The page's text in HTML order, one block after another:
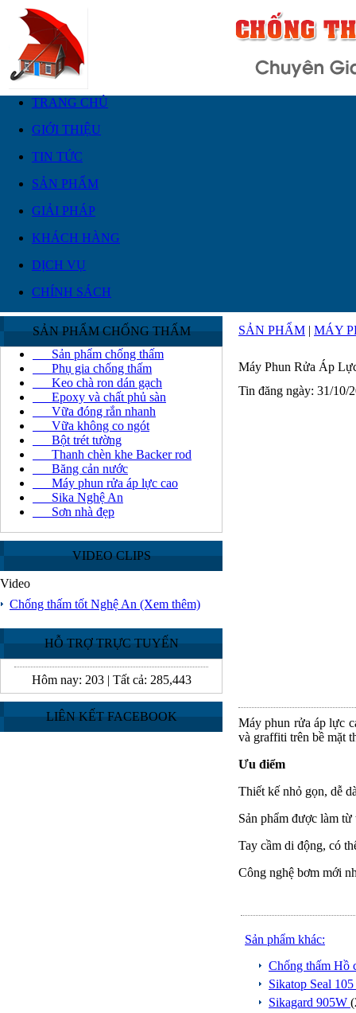
TRANG CHỦ
GIỚI THIỆU
TIN TỨC
SẢN PHẨM
GIẢI PHÁP
KHÁCH HÀNG
DỊCH VỤ
CHÍNH SÁCH
SẢN PHẨM CHỐNG THẤM
Sản phẩm chống thấm
Phụ gia chống thấm
Keo chà ron dán gạch
Epoxy và chất phủ sàn
Vữa đóng rắn nhanh
Vữa không co ngót
Bột trét tường
Thanh chèn khe Backer rod
Băng cản nước
Máy phun rửa áp lực cao
Sika Nghệ An
Sơn nhà đẹp
VIDEO CLIPS
Video
Chống thấm tốt Nghệ An (Xem thêm)
HỖ TRỢ TRỰC TUYẾN
Hôm nay: 203| Tất cả: 285,443
LIÊN KẾT FACEBOOK
SẢN PHẨM | MÁY
Máy Phun Rửa Áp
Tin đăng ngày: 31/10/
Máy phun rửa áp lực
và graffiti trên bề mặt
Ưu điểm
Thiết kế nhỏ gọn, dễ
Sản phẩm được làm
Tay cầm di động, có
Công nghệ bơm mới
Sản phẩm khác:
Chống thấm Hồ
Sikatop Seal 105
Sikagard 905W